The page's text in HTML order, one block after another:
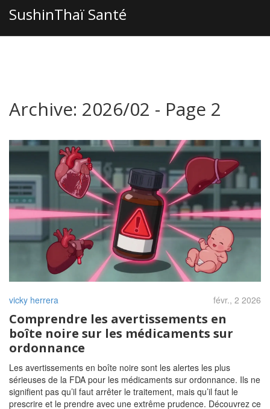
SushinThaï Santé
Archive: 2026/02 - Page 2
vicky herrera févr., 2 2026
Comprendre les avertissements en
boîte noire sur les médicaments sur
ordonnance
Les avertissements en boîte noire sont les alertes les plus
sérieuses de la FDA pour les médicaments sur ordonnance. Ils ne
signifient pas qu’il faut arrêter le traitement, mais qu’il faut le
prescrire et le prendre avec une extrême prudence. Découvrez ce